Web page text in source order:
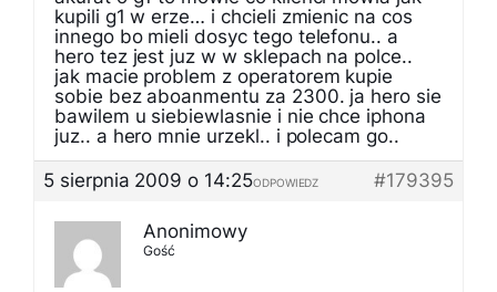
kupili g1 w erze… i chcieli zmienic na cos
innego bo mieli dosyc tego telefonu.. a
hero tez jest juz w w sklepach na polce..
jak macie problem z operatorem kupie
sobie bez aboanmentu za 2300. ja hero sie
bawilem u siebiewlasnie i nie chce iphona
juz.. a hero mnie urzekl.. i polecam go..
5 sierpnia 2009 o 14:25
#179395
ODPOWIEDZ
Anonimowy
Gość